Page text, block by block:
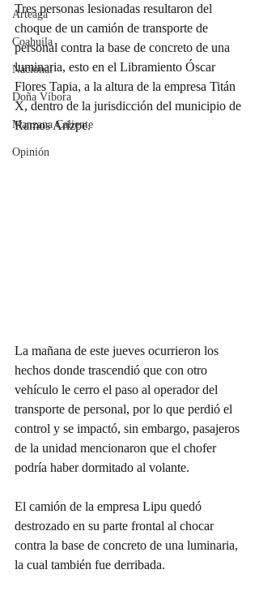
Arteaga
Coahuila
Nacional
Doña Víbora
Manzana Caliente
Opinión
Tres personas lesionadas resultaron del
choque de un camión de transporte de
personal contra la base de concreto de una
luminaria, esto en el Libramiento Óscar
Flores Tapia, a la altura de la empresa Titán
X, dentro de la jurisdicción del municipio de
Ramos Arizpe.
La mañana de este jueves ocurrieron los
hechos donde trascendió que con otro
vehículo le cerro el paso al operador del
transporte de personal, por lo que perdió el
control y se impactó, sin embargo, pasajeros
de la unidad mencionaron que el chofer
podría haber dormitado al volante.
El camión de la empresa Lipu quedó
destrozado en su parte frontal al chocar
contra la base de concreto de una luminaria,
la cual también fue derribada.